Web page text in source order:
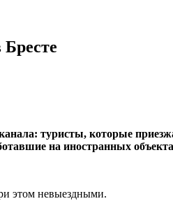
туристы, которые
на иностранных
этом невыездными.